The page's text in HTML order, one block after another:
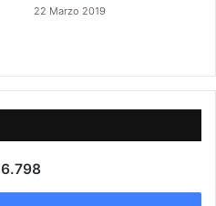
22 Marzo 2019
6.798